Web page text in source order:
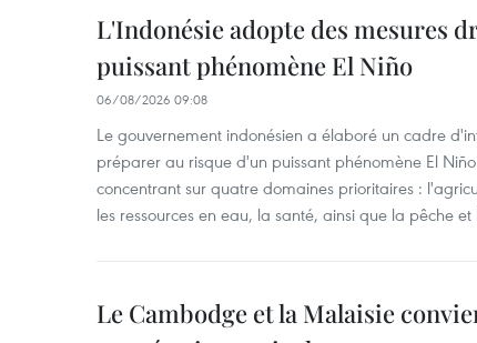
L'Indonésie adopte des mesures
puissant phénomène El Niño
06/08/2026 09:08
Le gouvernement indonésien a élaboré un cadre
préparer au risque d'un puissant phénomène El
concentrant sur quatre domaines prioritaires :
les ressources en eau, la santé, ainsi que la pêche
Le Cambodge et la Malaisie